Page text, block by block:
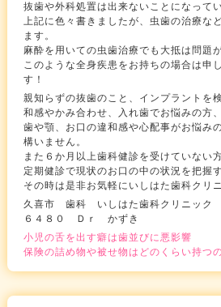
抜歯や外科処置は出来ないことになってい
上記に色々書きましたが、虫歯の治療な
ます。
麻酔を用いての虫歯治療でも大抵は問題
このような全身疾患をお持ちの場合は申
す！
親知らずの抜歯のこと、インプラントを
和感やかみ合わせ、入れ歯でお悩みの方、
歯や顎、お口の違和感や心配事がお悩み
構いません。
また６か月以上歯科健診を受けていない
定期健診で現状のお口の中の状況を把握
その時は是非お気軽にいしはた歯科クリ
久喜市 歯科 いしはた歯科クリニック
６４８０ Ｄｒ かずき
小児の舌を出す癖は歯並びに悪影響
保険の詰め物や被せ物はどのくらい持つ